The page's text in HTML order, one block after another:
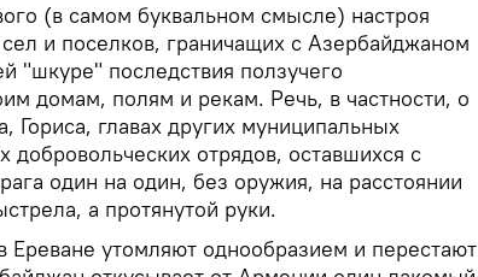
(в самом буквальном смысле) настроя
и поселков, граничащих с Азербайджаном
"шкуре" последствия ползучего
домам, полям и рекам. Речь, в частности, о
Гориса, главах других муниципальных
добровольческих отрядов, оставшихся с
один на один, без оружия, на расстоянии
а протянутой руки.
Ереване утомляют однообразием и перестают